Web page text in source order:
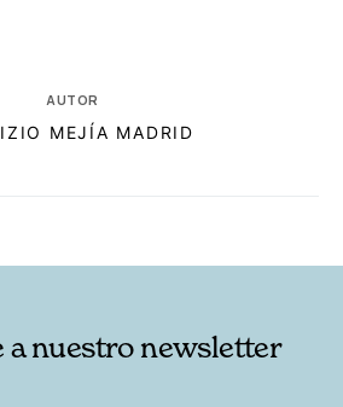
AUTOR
MEJÍA MADRID
a nuestro newsletter